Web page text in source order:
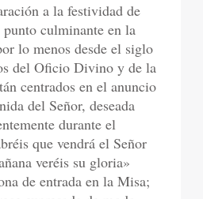
a la festividad de
culminante en la
lo menos desde el siglo
del Oficio Divino y de la
centrados en el anuncio
del Señor, deseada
durante el
que vendrá el Señor
veréis su gloria»
de entrada en la Misa;